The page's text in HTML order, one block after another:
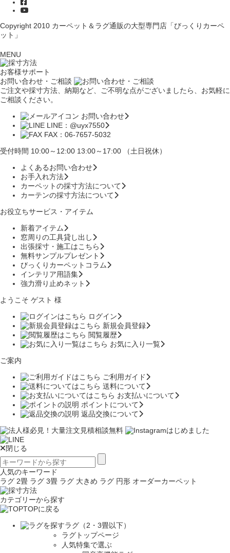
Copyright 2010 カーペット＆ラグ通販の大型専門店「びっくりカーペ
ット」
MENU
お客様サポート
お問い合わせ・ご相談
ご注文や採寸方法、納期など、ご不明な点がございましたら、お気軽に
ご相談ください。
お問い合わせ
LINE：@uyx7550
FAX：06-7657-5032
受付時間 10:00～12:00 13:00～17:00 （土日祝休）
よくあるお問い合わせ
お手入れ方法
カーペットの採寸方法について
カーテンの採寸方法について
お役立ちサービス・アイテム
新着アイテム
窓周りの工具貸し出し
出張採寸・施工はこちら
無料サンプルプレゼント
びっくりカーペットコラム
インテリア用語集
強力滑り止めネット
ようこそ ゲスト 様
ログイン
新規会員登録
閲覧履歴
お気に入り一覧
ご案内
ご利用ガイド
送料について
お支払いについて
ポイントについて
返品交換について
閉じる
人気のキーワード
ラグ 2畳 ラグ 3畳 ラグ 大きめ ラグ 円形 オーダーカーペット
カテゴリーから探す
TOPに戻る
ラグ（2・3畳以下）
ラグトップページ
人気特集で選ぶ